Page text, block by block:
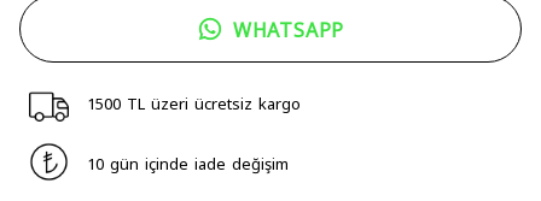
WHATSAPP
1500 TL üzeri ücretsiz kargo
10 gün içinde iade değişim